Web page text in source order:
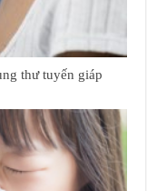
thư tuyến giáp